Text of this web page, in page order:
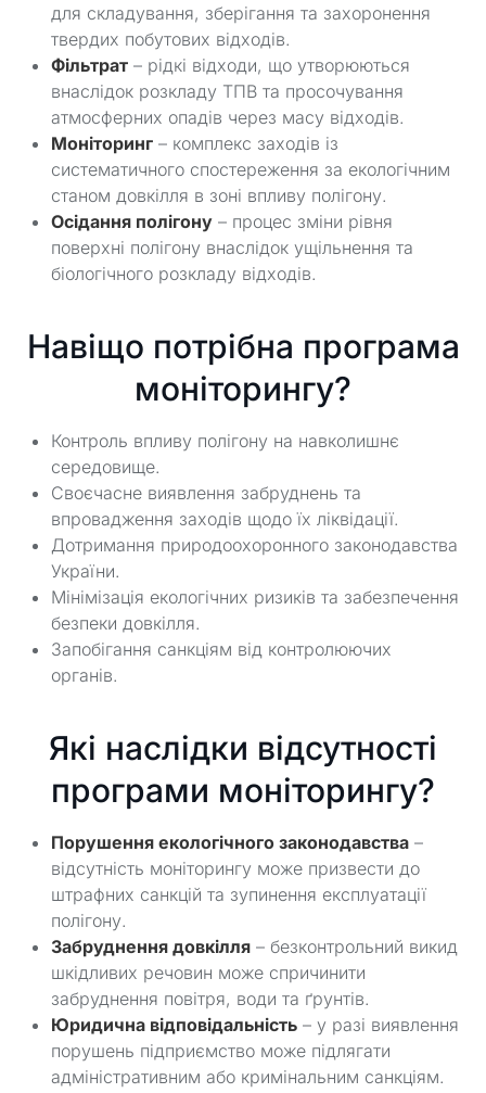
для складування, зберігання та захоронення
твердих побутових відходів.
Фільтрат – рідкі відходи, що утворюються
внаслідок розкладу ТПВ та просочування
атмосферних опадів через масу відходів.
Моніторинг – комплекс заходів із
систематичного спостереження за екологічним
станом довкілля в зоні впливу полігону.
Осідання полігону – процес зміни рівня
поверхні полігону внаслідок ущільнення та
біологічного розкладу відходів.
Навіщо потрібна програма
моніторингу?
Контроль впливу полігону на навколишнє
середовище.
Своєчасне виявлення забруднень та
впровадження заходів щодо їх ліквідації.
Дотримання природоохоронного законодавства
України.
Мінімізація екологічних ризиків та забезпечення
безпеки довкілля.
Запобігання санкціям від контролюючих
органів.
Які наслідки відсутності
програми моніторингу?
Порушення екологічного законодавства –
відсутність моніторингу може призвести до
штрафних санкцій та зупинення експлуатації
полігону.
Забруднення довкілля – безконтрольний викид
шкідливих речовин може спричинити
забруднення повітря, води та ґрунтів.
Юридична відповідальність – у разі виявлення
порушень підприємство може підлягати
адміністративним або кримінальним санкціям.